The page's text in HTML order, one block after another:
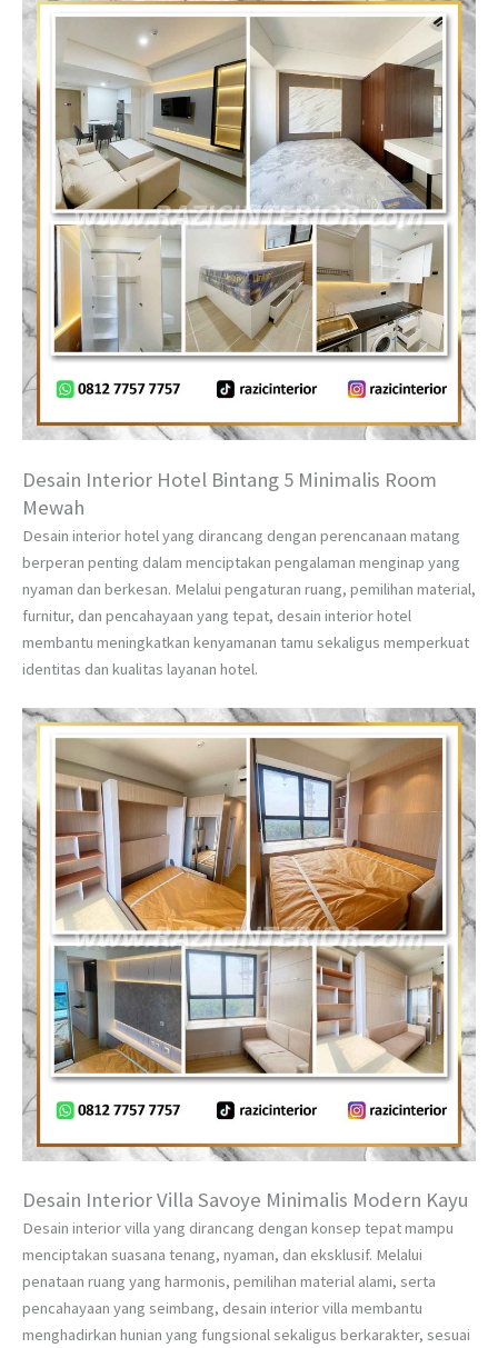
Desain Interior Hotel Bintang 5 Minimalis Room
Mewah
Desain interior hotel yang dirancang dengan perencanaan matang
berperan penting dalam menciptakan pengalaman menginap yang
nyaman dan berkesan. Melalui pengaturan ruang, pemilihan material,
furnitur, dan pencahayaan yang tepat, desain interior hotel
membantu meningkatkan kenyamanan tamu sekaligus memperkuat
identitas dan kualitas layanan hotel.
Desain Interior Villa Savoye Minimalis Modern Kayu
Desain interior villa yang dirancang dengan konsep tepat mampu
menciptakan suasana tenang, nyaman, dan eksklusif. Melalui
penataan ruang yang harmonis, pemilihan material alami, serta
pencahayaan yang seimbang, desain interior villa membantu
menghadirkan hunian yang fungsional sekaligus berkarakter, sesuai